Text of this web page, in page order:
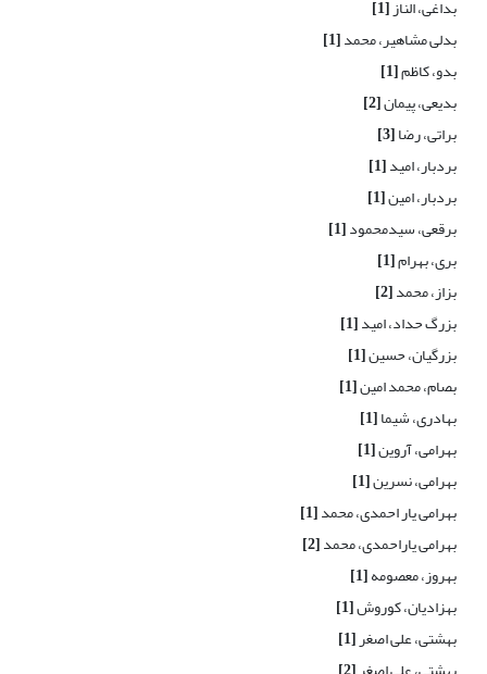
بداغی، الناز[1]
بدلی مشاهیر، محمد[1]
بدو، کاظم[1]
بدیعی، پیمان[2]
براتی، رضا[3]
بردبار، امید[1]
بردبار، امین[1]
برقعی، سیدمحمود[1]
بری، بهرام[1]
بزاز، محمد[2]
بزرگ حداد، امید[1]
بزرگیان، حسین[1]
بصام، محمد امین[1]
بهادری، شیما[1]
بهرامی، آروین[1]
بهرامی، نسرین[1]
بهرامی یار احمدی، محمد[1]
بهرامی یاراحمدی، محمد[2]
بهروز، معصومه[1]
بهزادیان، کوروش[1]
بهشتی، علی اصغر[1]